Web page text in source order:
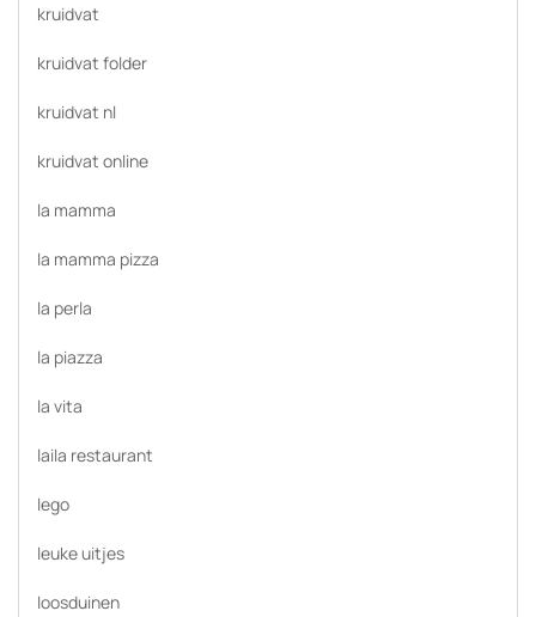
kruidvat
kruidvat folder
kruidvat nl
kruidvat online
la mamma
la mamma pizza
la perla
la piazza
la vita
laila restaurant
lego
leuke uitjes
loosduinen